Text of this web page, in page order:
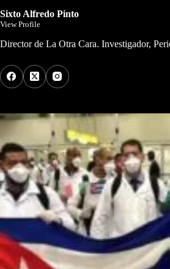
Sixto Alfredo Pinto
View Profile
Director de La Otra Cara. Investigador,